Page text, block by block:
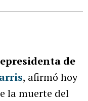
de
, afirmó hoy
la muerte del